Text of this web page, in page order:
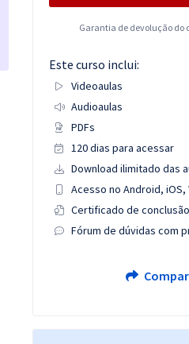
Garantia de devolução do
Este curso inclui:
Videoaulas
Audioaulas
PDFs
120 dias para acessar
Download ilimitado das
Acesso no Android, iOS,
Certificado de conclusão
Fórum de dúvidas com